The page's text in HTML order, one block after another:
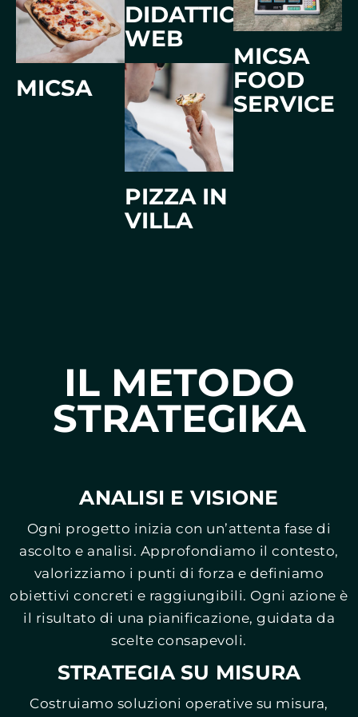
MICSA
DIDATTICA
WEB
PIZZA IN
VILLA
MICSA
FOOD
SERVICE
IL METODO
STRATEGIKA
ANALISI E VISIONE
Ogni progetto inizia con un’attenta fase di
ascolto e analisi. Approfondiamo il contesto,
valorizziamo i punti di forza e definiamo
obiettivi concreti e raggiungibili. Ogni azione è
il risultato di una pianificazione, guidata da
scelte consapevoli.
STRATEGIA SU MISURA
Costruiamo soluzioni operative su misura,